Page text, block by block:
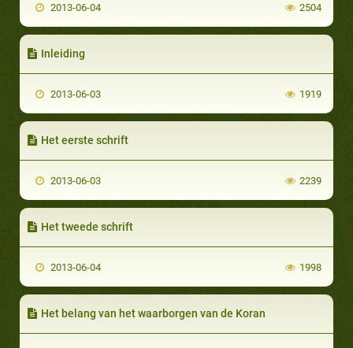
2013-06-04 2504
Inleiding
2013-06-03 1919
Het eerste schrift
2013-06-03 2239
Het tweede schrift
2013-06-04 1998
Het belang van het waarborgen van de Koran